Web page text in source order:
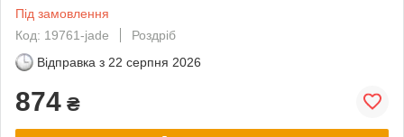
Під замовлення
Код: 19761-jade
Роздріб
Відправка з 22 серпня 2026
874 ₴